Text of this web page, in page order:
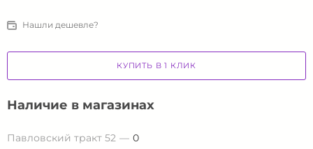
Нашли дешевле?
КУПИТЬ В 1 КЛИК
Наличие в магазинах
Павловский тракт 52
0